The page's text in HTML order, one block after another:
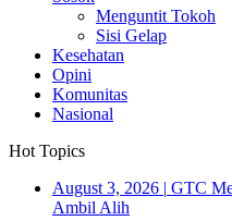
Menguntit Tokoh
Sisi Gelap
Kesehatan
Opini
Komunitas
Nasional
Hot Topics
August 3, 2026 | GTC
Ambil Alih